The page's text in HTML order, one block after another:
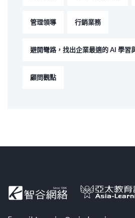
管理領導 行銷業務
避開彎路，找出企業最適的 AI 學習
顧問觀點